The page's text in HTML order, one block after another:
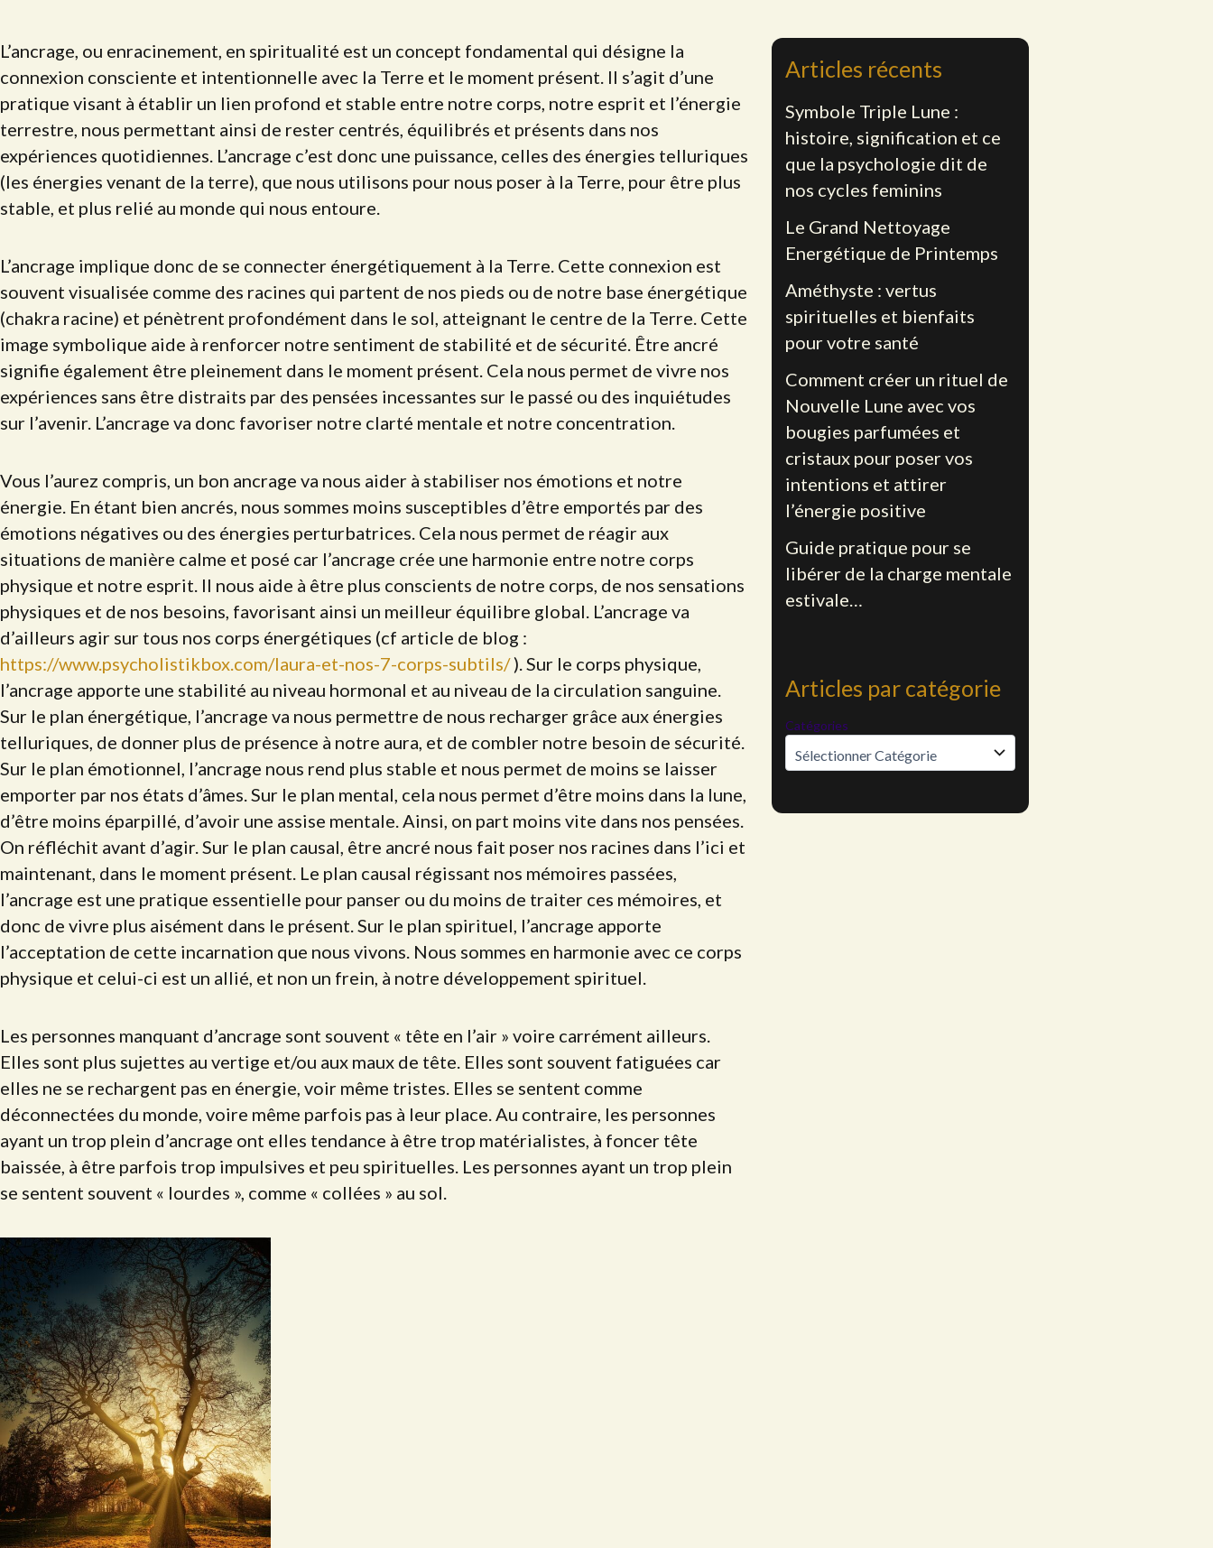
L’ancrage, ou enracinement, en spiritualité est un concept fondamental qui désigne la
connexion consciente et intentionnelle avec la Terre et le moment présent. Il s’agit d’une
pratique visant à établir un lien profond et stable entre notre corps, notre esprit et l’énergie
terrestre, nous permettant ainsi de rester centrés, équilibrés et présents dans nos
expériences quotidiennes. L’ancrage c’est donc une puissance, celles des énergies telluriques
(les énergies venant de la terre), que nous utilisons pour nous poser à la Terre, pour être plus
stable, et plus relié au monde qui nous entoure.
L’ancrage implique donc de se connecter énergétiquement à la Terre. Cette connexion est
souvent visualisée comme des racines qui partent de nos pieds ou de notre base énergétique
(chakra racine) et pénètrent profondément dans le sol, atteignant le centre de la Terre. Cette
image symbolique aide à renforcer notre sentiment de stabilité et de sécurité. Être ancré
signifie également être pleinement dans le moment présent. Cela nous permet de vivre nos
expériences sans être distraits par des pensées incessantes sur le passé ou des inquiétudes
sur l’avenir. L’ancrage va donc favoriser notre clarté mentale et notre concentration.
Vous l’aurez compris, un bon ancrage va nous aider à stabiliser nos émotions et notre
énergie. En étant bien ancrés, nous sommes moins susceptibles d’être emportés par des
émotions négatives ou des énergies perturbatrices. Cela nous permet de réagir aux
situations de manière calme et posé car l’ancrage crée une harmonie entre notre corps
physique et notre esprit. Il nous aide à être plus conscients de notre corps, de nos sensations
physiques et de nos besoins, favorisant ainsi un meilleur équilibre global. L’ancrage va
d’ailleurs agir sur tous nos corps énergétiques (cf article de blog :
https://www.psycholistikbox.com/laura-et-nos-7-corps-subtils/). Sur le corps physique,
l’ancrage apporte une stabilité au niveau hormonal et au niveau de la circulation sanguine.
Sur le plan énergétique, l’ancrage va nous permettre de nous recharger grâce aux énergies
telluriques, de donner plus de présence à notre aura, et de combler notre besoin de sécurité.
Sur le plan émotionnel, l’ancrage nous rend plus stable et nous permet de moins se laisser
emporter par nos états d’âmes. Sur le plan mental, cela nous permet d’être moins dans la lune,
d’être moins éparpillé, d’avoir une assise mentale. Ainsi, on part moins vite dans nos pensées.
On réfléchit avant d’agir. Sur le plan causal, être ancré nous fait poser nos racines dans l’ici et
maintenant, dans le moment présent. Le plan causal régissant nos mémoires passées,
l’ancrage est une pratique essentielle pour panser ou du moins de traiter ces mémoires, et
donc de vivre plus aisément dans le présent. Sur le plan spirituel, l’ancrage apporte
l’acceptation de cette incarnation que nous vivons. Nous sommes en harmonie avec ce corps
physique et celui-ci est un allié, et non un frein, à notre développement spirituel.
Les personnes manquant d’ancrage sont souvent « tête en l’air » voire carrément ailleurs.
Elles sont plus sujettes au vertige et/ou aux maux de tête. Elles sont souvent fatiguées car
elles ne se rechargent pas en énergie, voir même tristes. Elles se sentent comme
déconnectées du monde, voire même parfois pas à leur place. Au contraire, les personnes
ayant un trop plein d’ancrage ont elles tendance à être trop matérialistes, à foncer tête
baissée, à être parfois trop impulsives et peu spirituelles. Les personnes ayant un trop plein
se sentent souvent « lourdes », comme « collées » au sol.
Articles récents
Symbole Triple Lune :
histoire, signification et ce
que la psychologie dit de
nos cycles feminins
Le Grand Nettoyage
Energétique de Printemps
Améthyste : vertus
spirituelles et bienfaits
pour votre santé
Comment créer un rituel de
Nouvelle Lune avec vos
bougies parfumées et
cristaux pour poser vos
intentions et attirer
l’énergie positive
Guide pratique pour se
libérer de la charge mentale
estivale…
Articles par catégorie
Catégories